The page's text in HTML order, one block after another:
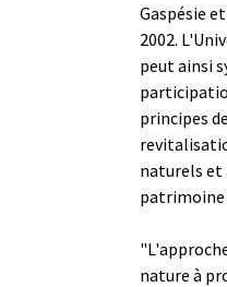
Gaspésie
2002.
peut ainsi
principes
naturels et
patrimoine
nature à